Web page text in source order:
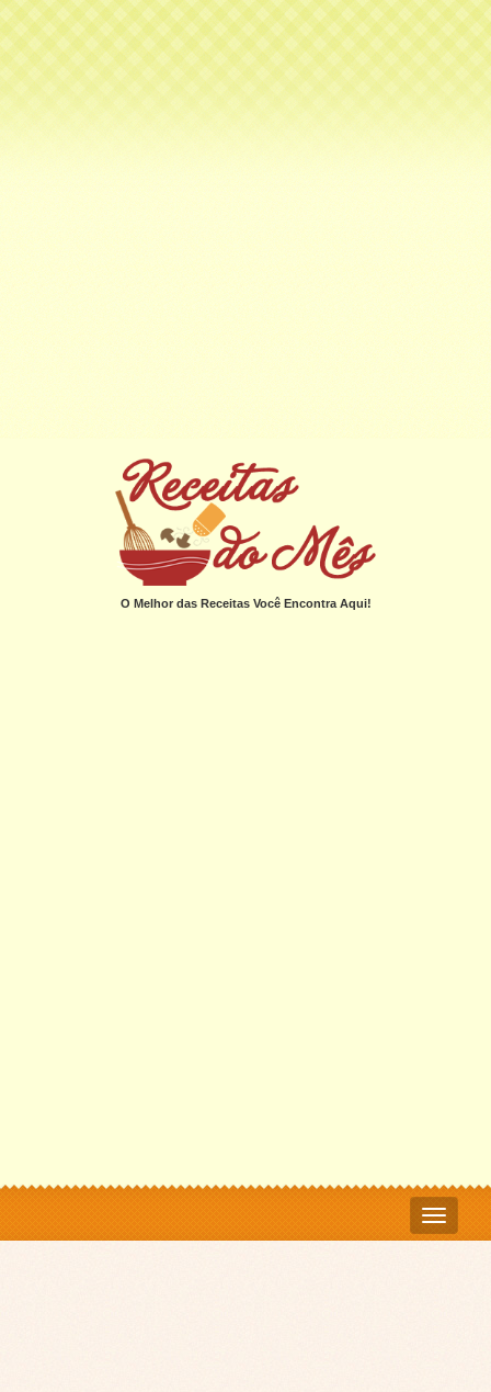
O Melhor das Receitas Você Encontra Aqui!